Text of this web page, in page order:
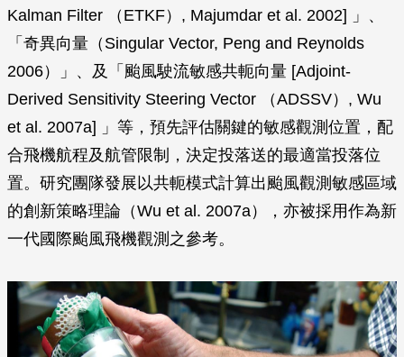
Kalman Filter （ETKF）, Majumdar et al. 2002] 」、
「奇異向量（Singular Vector, Peng and Reynolds
2006）」、及「颱風駛流敏感共軛向量 [Adjoint-
Derived Sensitivity Steering Vector （ADSSV）, Wu
et al. 2007a] 」等，預先評估關鍵的敏感觀測位置，配
合飛機航程及航管限制，決定投落送的最適當投落位
置。研究團隊發展以共軛模式計算出颱風觀測敏感區域
的創新策略理論（Wu et al. 2007a），亦被採用作為新
一代國際颱風飛機觀測之參考。